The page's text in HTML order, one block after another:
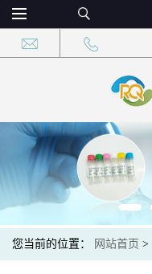
您当前的位置： 网站首页 >